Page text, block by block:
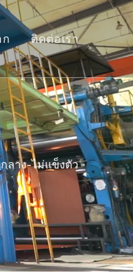
ติดต่อเรา
ลาง-ไม่แข็งตัว